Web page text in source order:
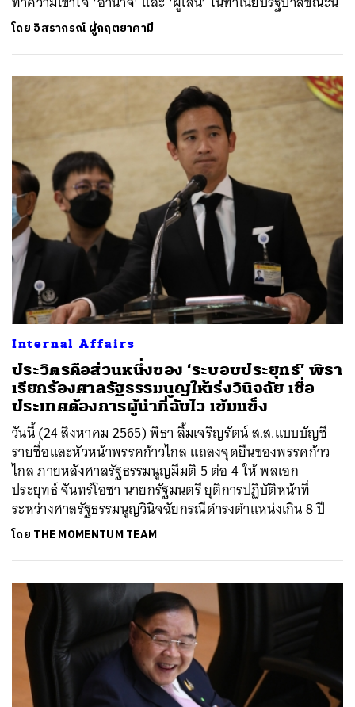
โดย อิสรากรณ์ ผู้กฤตยาคามี
Internal Affairs
ประวิตรคือส่วนหนึ่งของ ‘ระบอบประยุทธ์’ พิธา
เรียกร้องศาลรัฐธรรมนูญให้เร่งวินิจฉัย เชื่อ
ประเทศต้องการผู้นำที่ฉับไว เข้มแข็ง
วันนี้ (24 สิงหาคม 2565) พิธา ลิ้มเจริญรัตน์ ส.ส.แบบบัญชี
รายชื่อและหัวหน้าพรรคก้าวไกล แถลงจุดยืนของพรรคก้าว
ไกล ภายหลังศาลรัฐธรรมนูญมีมติ 5 ต่อ 4 ให้ พลเอก
ประยุทธ์ จันทร์โอชา นายกรัฐมนตรี ยุติการปฏิบัติหน้าที่
ระหว่างศาลรัฐธรรมนูญวินิจฉัยกรณีดำรงตำแหน่งเกิน 8 ปี
โดย THE MOMENTUM TEAM